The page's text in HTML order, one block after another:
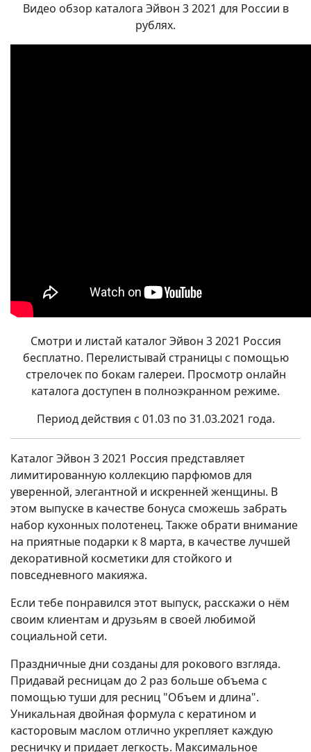
Видео обзор каталога Эйвон 3 2021 для России в
рублях.
Смотри и листай каталог Эйвон 3 2021 Россия
бесплатно. Перелистывай страницы с помощью
стрелочек по бокам галереи. Просмотр онлайн
каталога доступен в полноэкранном режиме.
Период действия с 01.03 по 31.03.2021 года.
Каталог Эйвон 3 2021 Россия представляет
лимитированную коллекцию парфюмов для
уверенной, элегантной и искренней женщины. В
этом выпуске в качестве бонуса сможешь забрать
набор кухонных полотенец. Также обрати внимание
на приятные подарки к 8 марта, в качестве лучшей
декоративной косметики для стойкого и
повседневного макияжа.
Если тебе понравился этот выпуск, расскажи о нём
своим клиентам и друзьям в своей любимой
социальной сети.
Праздничные дни созданы для рокового взгляда.
Придавай ресницам до 2 раз больше объема с
помощью туши для ресниц "Объем и длина".
Уникальная двойная формула с кератином и
касторовым маслом отлично укрепляет каждую
ресничку и придает легкость. Максимальное